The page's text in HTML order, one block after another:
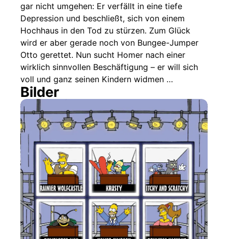
gar nicht umgehen: Er verfällt in eine tiefe
Depression und beschließt, sich von einem
Hochhaus in den Tod zu stürzen. Zum Glück
wird er aber gerade noch von Bungee-Jumper
Otto gerettet. Nun sucht Homer nach einer
wirklich sinnvollen Beschäftigung – er will sich
voll und ganz seinen Kindern widmen …
Bilder